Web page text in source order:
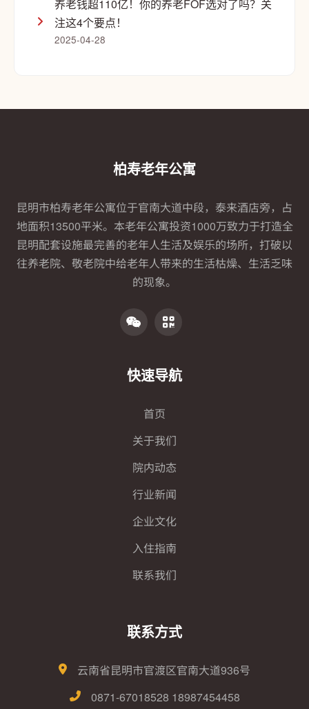
养老钱超110亿！你的养老FOF选对了吗？关
注这4个要点！
2025-04-28
柏寿老年公寓
昆明市柏寿老年公寓位于官南大道中段，泰来酒店旁，占
地面积13500平米。本老年公寓投资1000万致力于打造全
昆明配套设施最完善的老年人生活及娱乐的场所，打破以
往养老院、敬老院中给老年人带来的生活枯燥、生活乏味
的现象。
快速导航
首页
关于我们
院内动态
行业新闻
企业文化
入住指南
联系我们
联系方式
云南省昆明市官渡区官南大道936号
0871-67018528 18987454458